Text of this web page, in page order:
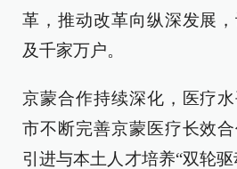
革，推动改革向纵深发展
及千家万户。
京蒙合作持续深化，医疗
市不断完善京蒙医疗长效
引进与本土人才培养“双轮